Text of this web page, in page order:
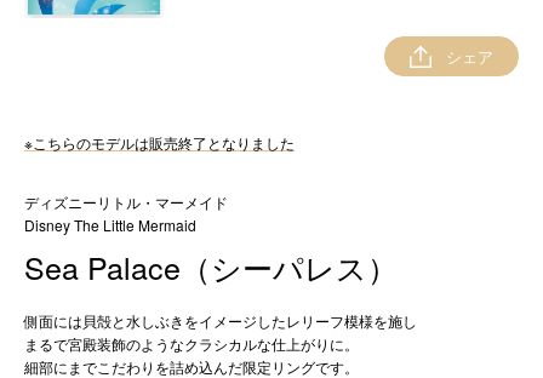
※こちらのモデルは販売終了となりました
ディズニーリトル・マーメイド
Disney The Little Mermaid
Sea Palace（シーパレス）
シェア
側面には貝殻と水しぶきをイメージしたレリーフ模様を施し
まるで宮殿装飾のようなクラシカルな仕上がりに。
細部にまでこだわりを詰め込んだ限定リングです。